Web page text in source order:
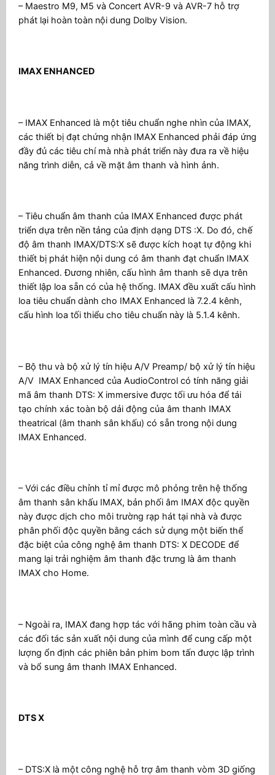
– Maestro M9, M5 và Concert AVR-9 và AVR-7 hỗ trợ
phát lại hoàn toàn nội dung Dolby Vision.
IMAX ENHANCED
– IMAX Enhanced là một tiêu chuẩn nghe nhìn của IMAX,
các thiết bị đạt chứng nhận IMAX Enhanced phải đáp ứng
đầy đủ các tiêu chí mà nhà phát triển này đưa ra về hiệu
năng trình diễn, cả về mặt âm thanh và hình ảnh.
– Tiêu chuẩn âm thanh của IMAX Enhanced được phát
triển dựa trên nền tảng của định dạng DTS :X. Do đó, chế
độ âm thanh IMAX/DTS:X sẽ được kích hoạt tự động khi
thiết bị phát hiện nội dung có âm thanh đạt chuẩn IMAX
Enhanced. Đương nhiên, cấu hình âm thanh sẽ dựa trên
thiết lập loa sẵn có của hệ thống. IMAX đều xuất cấu hình
loa tiêu chuẩn dành cho IMAX Enhanced là 7.2.4 kênh,
cấu hình loa tối thiểu cho tiêu chuẩn này là 5.1.4 kênh.
– Bộ thu và bộ xử lý tín hiệu A/V Preamp/ bộ xử lý tín hiệu
A/V IMAX Enhanced của AudioControl có tính năng giải
mã âm thanh DTS: X immersive được tối ưu hóa để tái
tạo chính xác toàn bộ dải động của âm thanh IMAX
theatrical (âm thanh sân khấu) có sẵn trong nội dung
IMAX Enhanced.
– Với các điều chỉnh tỉ mỉ được mô phỏng trên hệ thống
âm thanh sân khấu IMAX, bản phối âm IMAX độc quyền
này được dịch cho môi trường rạp hát tại nhà và được
phân phối độc quyền bằng cách sử dụng một biến thể
đặc biệt của công nghệ âm thanh DTS: X DECODE để
mang lại trải nghiệm âm thanh đặc trưng là âm thanh
IMAX cho Home.
– Ngoài ra, IMAX đang hợp tác với hãng phim toàn cầu và
các đối tác sản xuất nội dung của mình để cung cấp một
lượng ổn định các phiên bản phim bom tấn được lập trình
và bổ sung âm thanh IMAX Enhanced.
DTS X
– DTS:X là một công nghệ hỗ trợ âm thanh vòm 3D giống